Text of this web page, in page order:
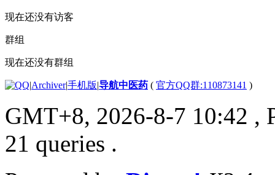
现在还没有访客
群组
现在还没有群组
|Archiver|手机版|导航中医药 ( 官方QQ群:110873141 )
GMT+8, 2026-8-7 10:42 ,
21 queries .